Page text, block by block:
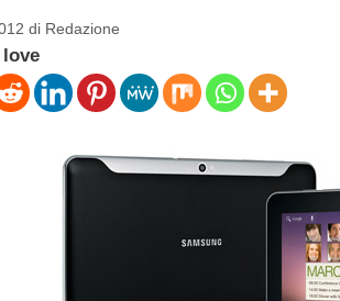
di Redazione